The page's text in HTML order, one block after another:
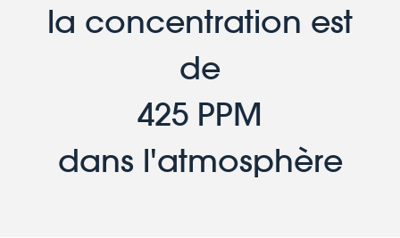
la concentration est
de
425 PPM
dans l'atmosphère